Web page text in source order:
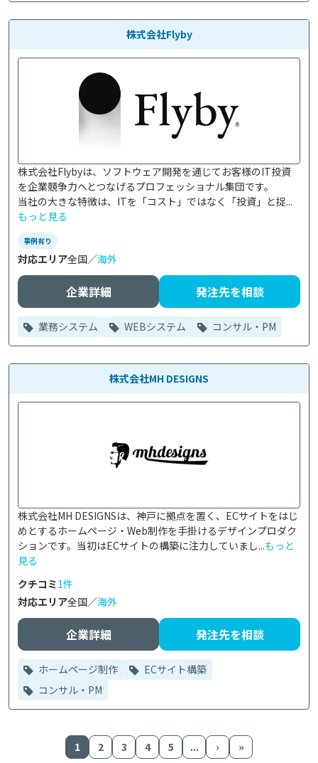
株式会社Flyby
株式会社Flybyは、ソフトウェア開発を通じてお客様のIT投資
を企業競争力へとつなげるプロフェッショナル集団です。
当社の大きな特徴は、ITを「コスト」ではなく「投資」と捉...
もっと見る
事例有り
対応エリア全国／海外
企業詳細 発注先を相談
業務システム WEBシステム コンサル・PM
株式会社MH DESIGNS
株式会社MH DESIGNSは、神戸に拠点を置く、ECサイトをはじ
めとするホームページ・Web制作を手掛けるデザインプロダク
ションです。当初はECサイトの構築に注力していまし...もっと
見る
クチコミ1件
対応エリア全国／海外
企業詳細 発注先を相談
ホームページ制作
ECサイト構築
コンサル・PM
1 2 3 4 5 ... › »